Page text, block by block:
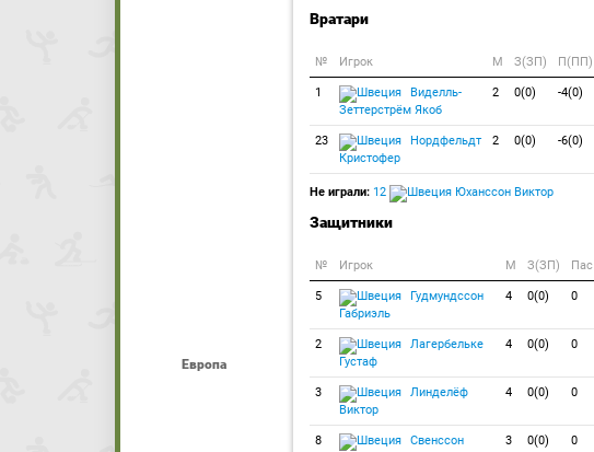
Европа
Вратари
№ Игрок M З(ЗП) П(ПП)
1
Виделль-
Зеттерстрём Якоб
2 0(0) -4(0)
23
Нордфельдт
Кристофер
2 0(0) -6(0)
Не играли: 12 Юханссон Виктор
Защитники
№ Игрок M З(ЗП) Пас
5
Гудмундссон
Габриэль
4 0(0) 0
2
Лагербельке
Густаф
4 0(0) 0
3
Линделёф
Виктор
4 0(0) 0
8
Свенссон
3 0(0) 0